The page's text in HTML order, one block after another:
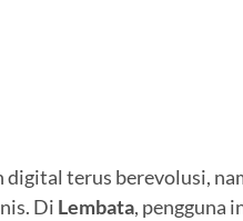
digital terus berevolusi,
Di Lembata, pengguna